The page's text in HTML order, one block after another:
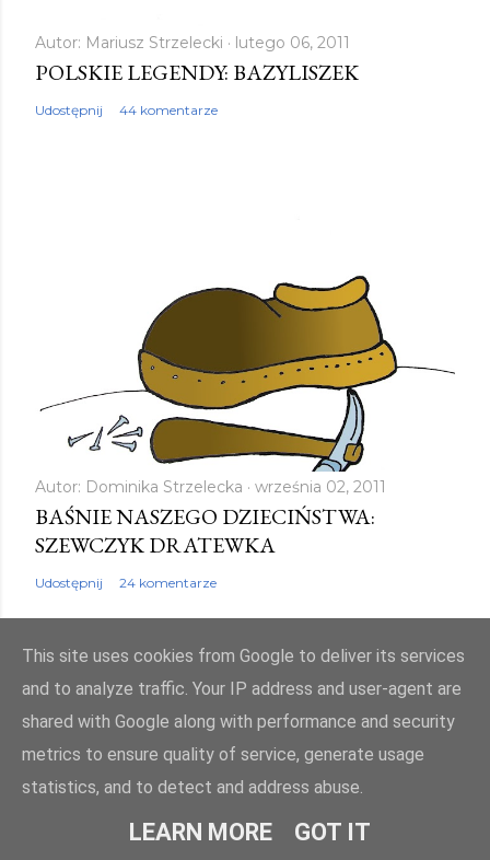
k
o
m
Autor: Mariusz Strzelecki lutego 06, 2011
POLSKIE LEGENDY: BAZYLISZEK
Udostępnij 44 komentarze
Autor: Dominika Strzelecka września 02, 2011
BAŚNIE NASZEGO DZIECIŃSTWA:
SZEWCZYK DRATEWKA
Udostępnij 24 komentarze
Obsługiwane przez usługę Blogger
Autor obrazów motywu:Mae Burke
© bajkowyzakatek.eu 2010 - 2024. Wszelkie prawa zastrzeżone
This site uses cookies from Google to deliver its services
and to analyze traffic. Your IP address and user-agent are
shared with Google along with performance and security
metrics to ensure quality of service, generate usage
statistics, and to detect and address abuse.
LEARN MORE GOT IT